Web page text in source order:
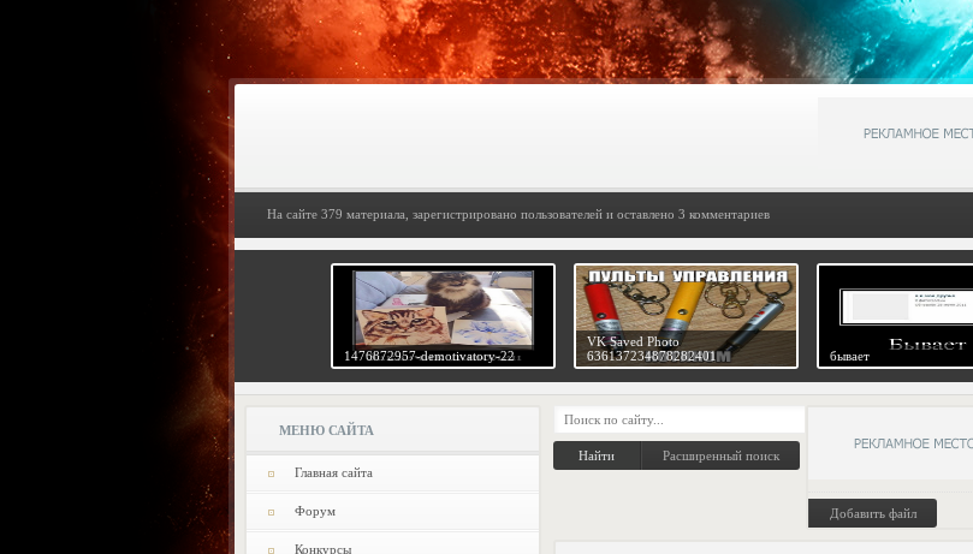
На сайте 379 материала, зарегистрировано пользователей и оставлено 3 комментариев
1476872957-demotivatory-22
VK Saved Photo
636137234878282401
бывает
МЕНЮ САЙТА
Главная сайта
Форум
Конкурсы
Расширенный поиск
Добавить файл